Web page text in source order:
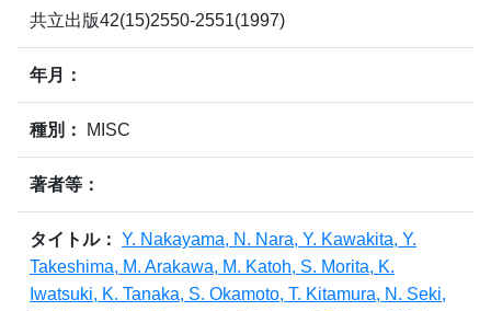
共立出版42(15)2550-2551(1997)
年月：
種別： MISC
著者等：
タイトル： Y. Nakayama, N. Nara, Y. Kawakita, Y.
Takeshima, M. Arakawa, M. Katoh, S. Morita, K.
Iwatsuki, K. Tanaka, S. Okamoto, T. Kitamura, N. Seki,